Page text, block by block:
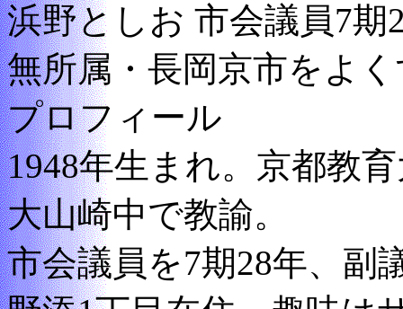
浜野としお 市会議員7期
無所属・長岡京市をよ
プロフィール
1948年生まれ。京都教
大山崎中で教諭。
市会議員を7期28年、副